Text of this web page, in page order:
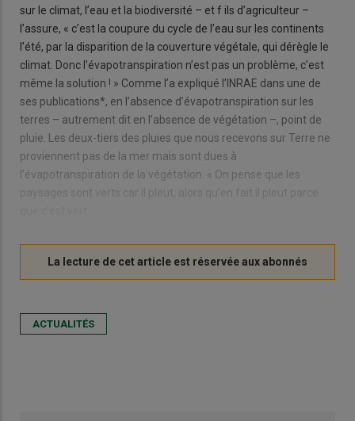
sur le climat, l’eau et la biodiversité – et f ils d’agriculteur –
l’assure, « c’est la coupure du cycle de l’eau sur les continents
l’été, par la disparition de la couverture végétale, qui dérègle le
climat. Donc l’évapotranspiration n’est pas un problème, c’est
même la solution ! » Comme l’a expliqué l’INRAE dans une de
ses publications*, en l’absence d’évapotranspiration sur les
terres – autrement dit en l’absence de végétation –, point de
pluie. Les deux-tiers des pluies que nous recevons sur Terre ne
proviennent pas de la mer mais sont dues à
l’évapotranspiration de la végétation. « On pense que les
paysages sont verts car il pleut, alors qu’en fait il pleut parce
ACTUALITÉS